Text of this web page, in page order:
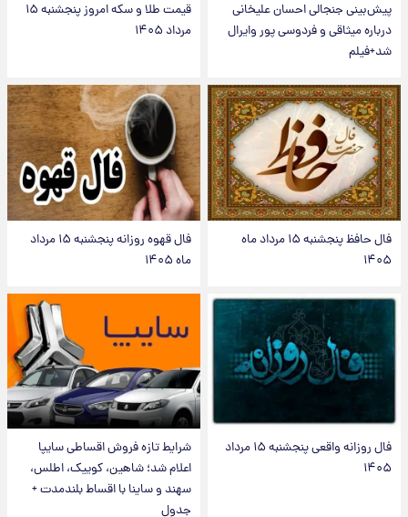
پیش‌بینی جنجالی احسان علیخانی
درباره میثاقی و فردوسی پور وایرال
شد+فیلم
قیمت طلا و سکه امروز پنجشنبه ۱۵
مرداد ۱۴۰۵
فال حافظ پنجشنبه ۱۵ مرداد ماه
۱۴۰۵
فال قهوه روزانه پنجشنبه ۱۵ مرداد
ماه ۱۴۰۵
فال روزانه واقعی پنجشنبه ۱۵ مرداد
۱۴۰۵
شرایط تازه فروش اقساطی سایپا
اعلام شد؛ شاهین، کوییک، اطلس،
سهند و ساینا با اقساط بلندمدت +
جدول